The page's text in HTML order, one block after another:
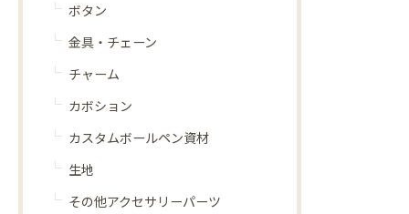
ボタン
金具・チェーン
チャーム
カボション
カスタムボールペン資材
生地
その他アクセサリーパーツ